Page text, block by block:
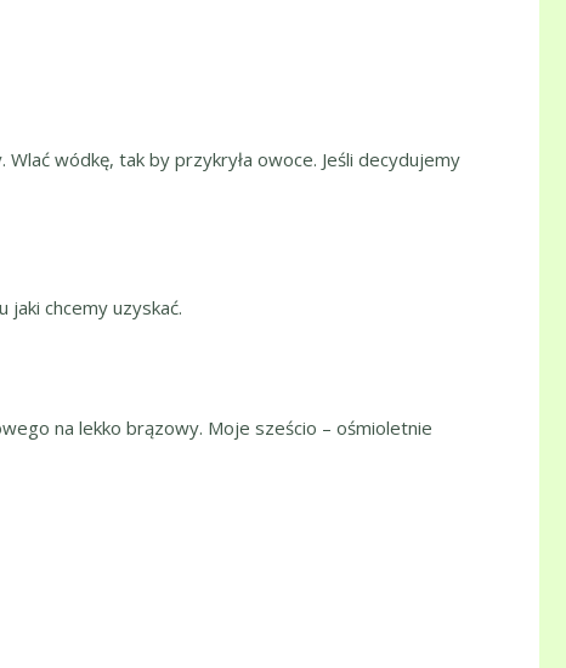
wódkę, tak by przykryła owoce. Jeśli decydujemy
chcemy uzyskać.
na lekko brązowy. Moje sześcio – ośmioletnie